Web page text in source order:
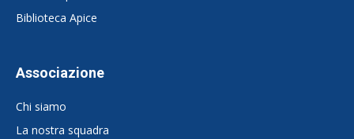
Biblioteca Apice
Associazione
Chi siamo
La nostra squadra